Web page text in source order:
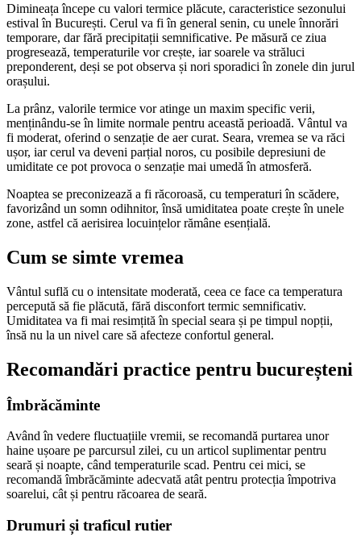
Dimineața începe cu valori termice plăcute, caracteristice sezonului
estival în București. Cerul va fi în general senin, cu unele înnorări
temporare, dar fără precipitații semnificative. Pe măsură ce ziua
progresează, temperaturile vor crește, iar soarele va străluci
preponderent, deși se pot observa și nori sporadici în zonele din jurul
orașului.
La prânz, valorile termice vor atinge un maxim specific verii,
menținându-se în limite normale pentru această perioadă. Vântul va
fi moderat, oferind o senzație de aer curat. Seara, vremea se va răci
ușor, iar cerul va deveni parțial noros, cu posibile depresiuni de
umiditate ce pot provoca o senzație mai umedă în atmosferă.
Noaptea se preconizează a fi răcoroasă, cu temperaturi în scădere,
favorizând un somn odihnitor, însă umiditatea poate crește în unele
zone, astfel că aerisirea locuințelor rămâne esențială.
Cum se simte vremea
Vântul suflă cu o intensitate moderată, ceea ce face ca temperatura
percepută să fie plăcută, fără disconfort termic semnificativ.
Umiditatea va fi mai resimțită în special seara și pe timpul nopții,
însă nu la un nivel care să afecteze confortul general.
Recomandări practice pentru bucureșteni
Îmbrăcăminte
Având în vedere fluctuațiile vremii, se recomandă purtarea unor
haine ușoare pe parcursul zilei, cu un articol suplimentar pentru
seară și noapte, când temperaturile scad. Pentru cei mici, se
recomandă îmbrăcăminte adecvată atât pentru protecția împotriva
soarelui, cât și pentru răcoarea de seară.
Drumuri și traficul rutier